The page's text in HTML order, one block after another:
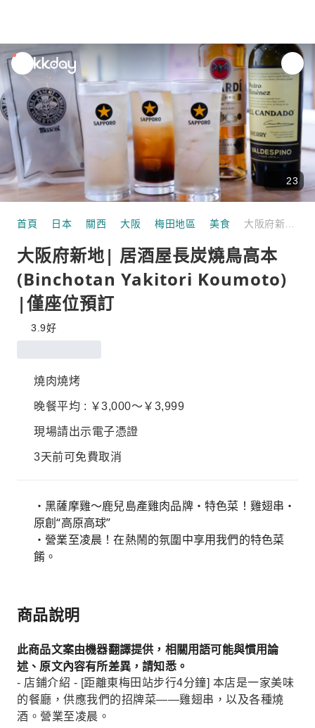
unread
notifications
23
首頁 日本 關西 大阪 梅田地區 美食
大阪府新地| 居酒屋長炭燒鳥高本
(Binchotan Yakitori Koumoto)
|僅座位預訂
3.9好
燒肉燒烤
晚餐平均 : ￥3,000～￥3,999
現場請出示電子憑證
3天前可免費取消
・黑薩摩雞～鹿兒島產雞肉品牌・特色菜！雞翅串・
原創“高原高球”
・營業至凌晨！在熱鬧的氛圍中享用我們的特色菜
餚。
商品說明
此商品文案由機器翻譯提供，相關用語可能與慣用論
述、原文內容有所差異，請知悉。
- 店鋪介紹 - [距離東梅田站步行4分鐘] 本店是一家美味
的餐廳，供應我們的招牌菜——雞翅串，以及各種燒
酒。營業至凌晨。